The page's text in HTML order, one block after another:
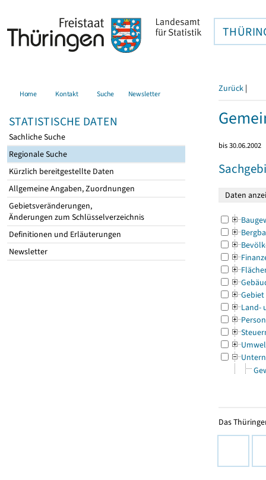
Home Kontakt Suche Newsletter
STATISTISCHE DATEN
Sachliche Suche
Regionale Suche
Kürzlich bereitgestellte Daten
Allgemeine Angaben, Zuordnungen
Gebietsveränderungen,
Änderungen zum Schlüsselverzeichnis
Definitionen und Erläuterungen
Newsletter
Zurück |
bis 30.06.2002
Gebiet
Land-
Das